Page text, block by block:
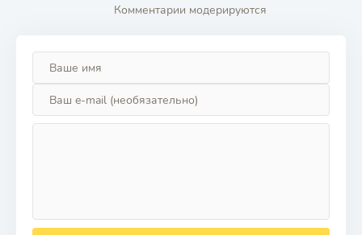
Комментарии модерируются